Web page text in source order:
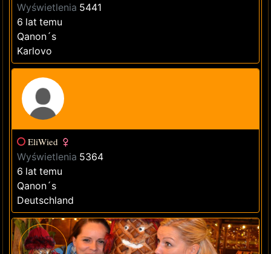
Wyświetlenia 5441
6 lat temu
Qanon´s
Karlovo
EliWied
Wyświetlenia 5364
6 lat temu
Qanon´s
Deutschland